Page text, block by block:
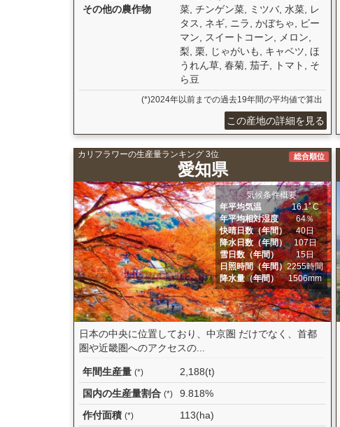
その他の農作物
菜, チンゲン菜, ミツバ, 水菜, レ
タス, ネギ, ニラ, かぼちゃ, ピー
マン, スイートコーン, メロン,
梨, 栗, じゃがいも, キャベツ, ほ
うれん草, 春菊, 茄子, トマト, そ
ら豆
(*)2024年以前までの過去19年間の平均値で算出
この産地の詳細を見る
カリフラワーの生産量ランキング 3位
愛知県
総合順位
気候条件概要
年平均気温
16.1ﾟC
年平均相対湿度
64％
快晴日数（年間）
40日
降水日数（年間）
107日
雪日数（年間）
15日
日照時間（年間）2255時間
降水量（年間）
1506mm
日本の中央に位置しており、中京圏 だけでなく、首都
圏や近畿圏へのアクセスの...
年間生産量 (*)
2,188(t)
国内の生産量割合 (*)
9.818%
作付面積 (*) 113(ha)